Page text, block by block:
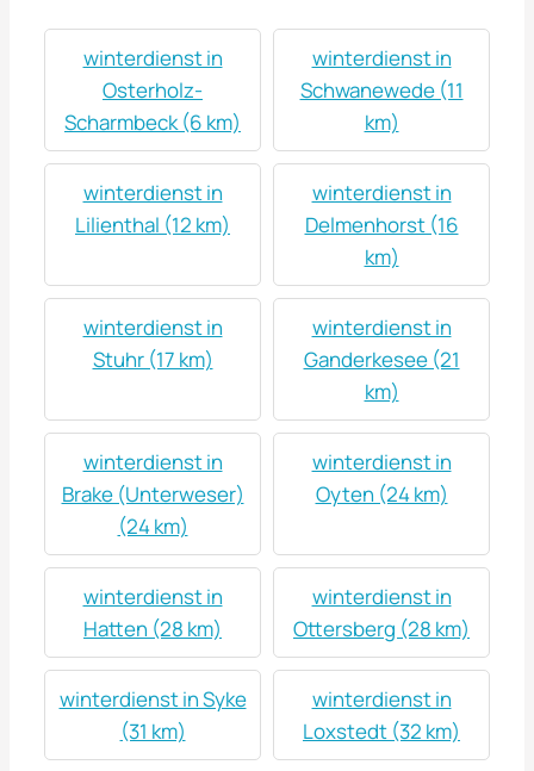
winterdienst in
Osterholz-
Scharmbeck (6 km)
winterdienst in
Schwanewede (11
km)
winterdienst in
Lilienthal (12 km)
winterdienst in
Delmenhorst (16
km)
winterdienst in
Stuhr (17 km)
winterdienst in
Ganderkesee (21
km)
winterdienst in
Brake (Unterweser)
(24 km)
winterdienst in
Oyten (24 km)
winterdienst in
Hatten (28 km)
winterdienst in
Ottersberg (28 km)
winterdienst in Syke
(31 km)
winterdienst in
Loxstedt (32 km)